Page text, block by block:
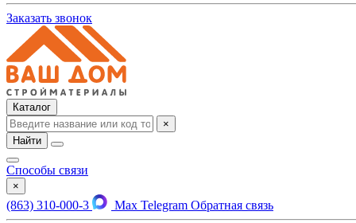
Заказать звонок
Каталог
×
Найти
Способы связи
×
(863) 310-000-3 Max Telegram Обратная связь